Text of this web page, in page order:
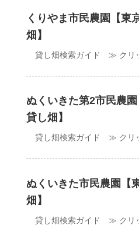
くりやま市民農園【東
畑】
貸し畑検索ガイド ≫ クリ
ぬくいきた第2市民農
貸し畑】
貸し畑検索ガイド ≫ クリ
ぬくいきた市民農園【
畑】
貸し畑検索ガイド ≫ クリ